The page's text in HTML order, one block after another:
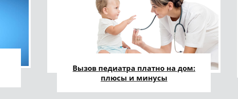
Вызов педиатра платно на дом:
плюсы и минусы